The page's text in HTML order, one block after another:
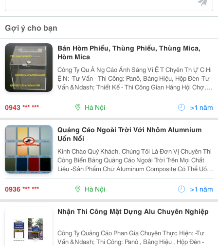
Gợi ý cho bạn
Bán Hòm Phiếu, Thùng Phiếu, Thùng Mica,
Hòm Mica
Công Ty Qu Ả Ng Cáo Ánh Sáng Vi Ệ T Chyên Th Ự C Hi
Ệ N: -Tư Vấn - Thi Công: Panô, Bảng Hiệu, Hộp Đèn -Tư
Vấn &Ndash; Thiết Kế - Thi Công Gian Hàng Hội Chợ,
Triển Lãm -Tư Vấn &Ndash; Thiết Kế - Thi Công Trang
Trí Nội Ngoại Thất, Showroom, Vă
0943 *** *** Hà Nội >1 năm
Quảng Cáo Ngoài Trời Với Nhôm Alumnium
Uốn Nổi
Kính Chào Quý Khách, Chúng Tôi Là Đơn Vị Chuyên Thi
Công Biển Bảng Quảng Cáo Ngoài Trời Trên Mọi Chất
Liệu -Sản Phẩm Chữ Aluminum Composite Có Thể Uốn
Nổi, Làm Chữ Nổi Với Kích Thước Lớn Lên 2 Mét/ Ký
Tự -Sản Phẩm Biển Quảng Cáo Ngoài Trời Đ
0936 *** *** Hà Nội >1 năm
Nhận Thi Công Mặt Dựng Alu Chuyên Nghiệp
Công Ty Quảng Cáo Phan Gia Chuyên Thực Hiện: -Tư
Vấn &Ndash; Thi Công: Panô , Bảng Hiệu , Hộp Đèn -